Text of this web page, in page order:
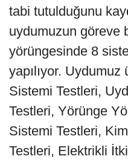
tabi tutulduğunu
uydumuzun göreve
yörüngesinde 8
yapılıyor.
Sistemi Testleri,
Testleri, Yörünge
Sistemi Testleri,
Testleri, Elektrikli